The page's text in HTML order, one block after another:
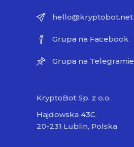
hello@kryptobot.net
Grupa na Facebook
Grupa na Telegramie
KryptoBot Sp. z o.o.
Hajdowska 43C
20-231 Lublin, Polska